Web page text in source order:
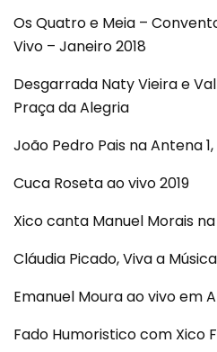
Os Quatro e Meia –
Vivo – Janeiro 2018
Desgarrada Naty Vieira e
Praça da Alegria
João Pedro Pais na Antena
Cuca Roseta ao vivo 2019
Xico canta Manuel Morais
Cláudia Picado, Viva a
Emanuel Moura ao vivo em
Fado Humoristico com Xico